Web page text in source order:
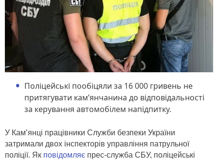
Поліцейські пообіцяли за 16 000 гривень не
притягувати кам’янчанина до відповідальності
за керування автомобілем напідпитку.
У Кам’янці працівники Служби безпеки України
затримали двох інспекторів управління патрульної
поліції. Як повідомляє прес-служба СБУ, поліцейські